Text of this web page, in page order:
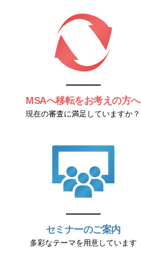
MSAへ移転をお考えの方へ
現在の審査に満足していますか？
セミナーのご案内
多彩なテーマを用意しています